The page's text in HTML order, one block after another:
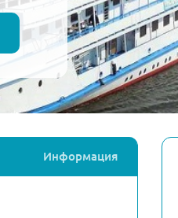
Информация